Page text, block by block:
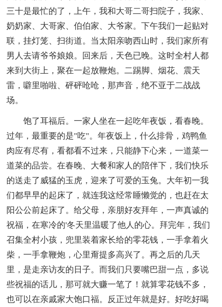
三十是最忙的了，上午，我和大哥二哥扫院子，我家、
奶奶家、大哥家、伯伯家、大爷家。下午我们一起贴对
联，挂灯笼、扫街道。当太阳亲吻西山时，我们家所有
男人去请爷爷娘娘。回来后，天色已晚。这时全村人都
来到大街上，聚在一起放鞭炮。二踢脚、烟花、震天
雷，噼里啪啦、砰砰呛呛，那声音，绝不亚于二战战
场。
饱了耳福后。一家人坐在一起吃年夜饭，看春晚。
过年，最重要的是"吃"。年夜饭上，什么排骨，鸡鸭鱼
肉应有尽有，看都看不过来，只能静下心来，一道菜一
道菜的品尝。在春晚、大餐和家人的陪伴下，我们快乐
的送走了威猛的玉虎，迎来了可爱的玉兔。大年初一我
们都早早的起床了，就连我这经常睡懒觉的，也赶在太
阳公公前起床了。给父母，亲朋好友拜年，一声真诚的
祝福，在寒冷的'冬天里温暖了他人的心。拜完年，我们
召集全村小孩，兜里装着家长给的零花钱，一手拿着火
柴，一手拿鞭炮，心里甭提多高兴了。再之后的几天
里，是走亲访友的日子。而我们只要嘴巴甜一点，多说
些祝福的话儿，那可就大赚一笔了！就算零花钱不多，
也可以在亲戚家大饱口福。反正过年就是好。好吃好喝